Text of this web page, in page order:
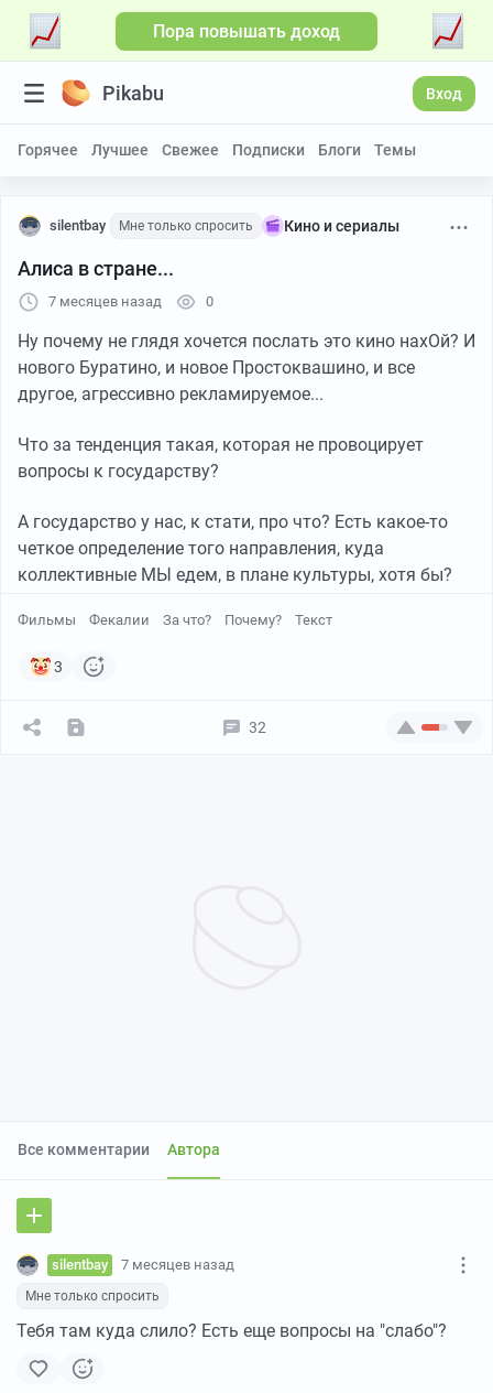
Пора повышать доход
Pikabu Вход
Горячее Лучшее Свежее Подписки Блоги Темы
silentbay Мне только спросить Кино и сериалы
Алиса в стране...
7 месяцев назад 0
Ну почему не глядя хочется послать это кино нахОй? И
нового Буратино, и новое Простоквашино, и все
другое, агрессивно рекламируемое...
Что за тенденция такая, которая не провоцирует
вопросы к государству?
А государство у нас, к стати, про что? Есть какое-то
четкое определение того направления, куда
коллективные МЫ едем, в плане культуры, хотя бы?
Фильмы Фекалии За что? Почему? Текст
3
32
Все комментарии Автора
silentbay 7 месяцев назад
Мне только спросить
Тебя там куда слило? Есть еще вопросы на "слабо"?